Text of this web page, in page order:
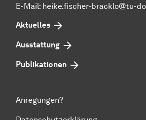
E-Mail: heike.fischer-bracklo@tu-
Aktuelles
Ausstattung
Publikationen
Anregungen?